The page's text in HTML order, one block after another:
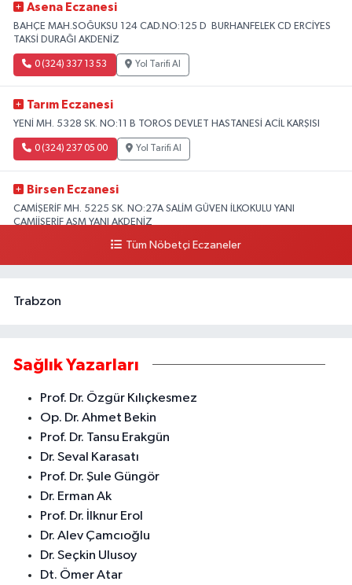
Asena Eczanesi
BAHÇE MAH.SOĞUKSU 124 CAD.NO:125 D BURHANFELEK CD ERCİYES
TAKSİ DURAĞI AKDENİZ
0 (324) 337 13 53 Yol Tarifi Al
Tarım Eczanesi
YENİ MH. 5328 SK. NO:11 B TOROS DEVLET HASTANESİ ACİL KARŞISI
0 (324) 237 05 00 Yol Tarifi Al
Birsen Eczanesi
CAMİŞERİF MH. 5225 SK. NO:27A SALİM GÜVEN İLKOKULU YANI
CAMİİŞERİF ASM YANI AKDENİZ
Yol Tarifi Al
Tüm Nöbetçi Eczaneler
Trabzon
Sağlık Yazarları
Prof. Dr. Özgür Kılıçkesmez
Op. Dr. Ahmet Bekin
Prof. Dr. Tansu Erakgün
Dr. Seval Karasatı
Prof. Dr. Şule Güngör
Dr. Erman Ak
Prof. Dr. İlknur Erol
Dr. Alev Çamcıoğlu
Dr. Seçkin Ulusoy
Dt. Ömer Atar